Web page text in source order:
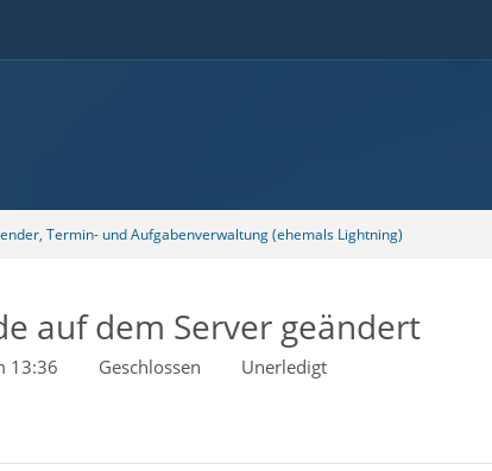
Termin- und Aufgabenverwaltung (ehemals Lightning)
auf dem Server geändert
13:36 Geschlossen Unerledigt